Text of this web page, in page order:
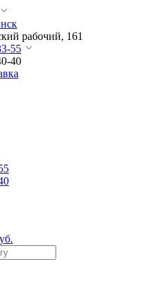
рабочий, 161
55
40